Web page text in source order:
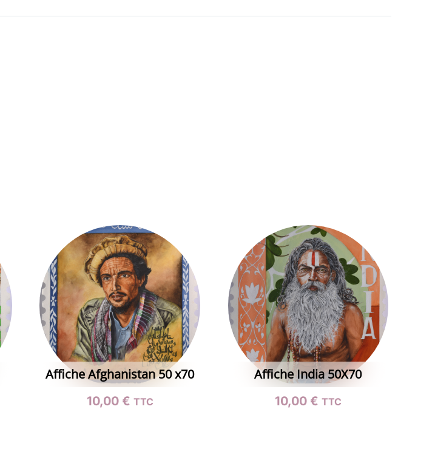
Affiche Afghanistan 50 x70
10,00 € TTC
Affiche India 50X70
10,00 € TTC